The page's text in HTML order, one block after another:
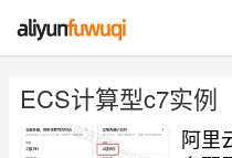
ECS计算型c7实例
阿里